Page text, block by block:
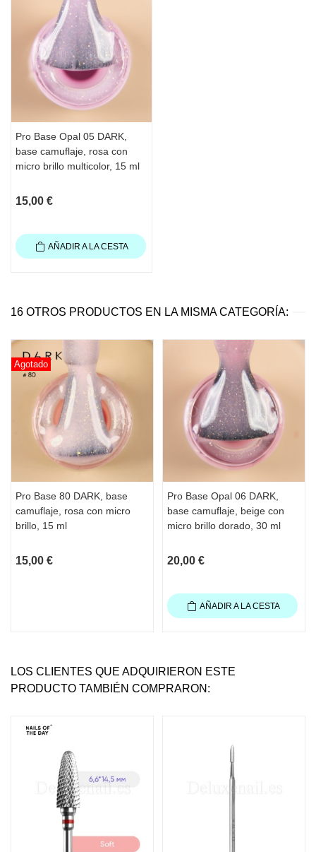
2 minutos con lámpara UV o 30
segundos con LED.
·Aplique TOP COAT. Seque 3 minutos
con lámpara UV o 60 segundos con
lámpara LED
·Después de aplicar el Top, espere
aproximadamente 1 minuto antes de usar
una crema o aceite para cutículas.
·Hidrate las manos.
Contenido: 15 ml
Pro Base Opal 05 DARK,
base camuflaje, rosa con
micro brillo multicolor, 15 ml
15,00 €
AÑADIR A LA CESTA
16 OTROS PRODUCTOS EN LA MISMA CATEGORÍA:
Agotado
Pro Base 80 DARK, base
camuflaje, rosa con micro
brillo, 15 ml
15,00 €
Pro Base Opal 06 DARK,
base camuflaje, beige con
micro brillo dorado, 30 ml
20,00 €
AÑADIR A LA CESTA
LOS CLIENTES QUE ADQUIRIERON ESTE
PRODUCTO TAMBIÉN COMPRARON: